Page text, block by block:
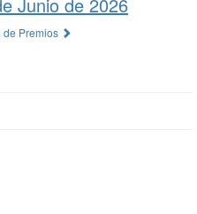
de Premios